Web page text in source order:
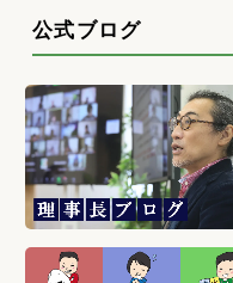
公式ブログ